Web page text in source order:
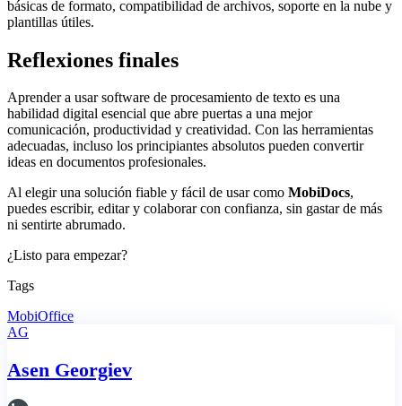
básicas de formato, compatibilidad de archivos, soporte en la nube y
plantillas útiles.
Reflexiones finales
Aprender a usar software de procesamiento de texto es una
habilidad digital esencial que abre puertas a una mejor
comunicación, productividad y creatividad. Con las herramientas
adecuadas, incluso los principiantes absolutos pueden convertir
ideas en documentos profesionales.
Al elegir una solución fiable y fácil de usar como MobiDocs,
puedes escribir, editar y colaborar con confianza, sin gastar de más
ni sentirte abrumado.
¿Listo para empezar?
Tags
MobiOffice
AG
Asen Georgiev